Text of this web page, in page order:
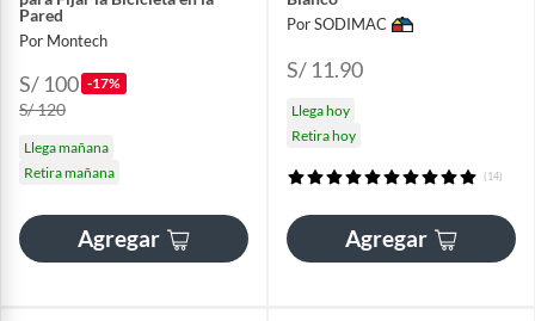
Pared
Por Montech
S/ 100 -17%
S/ 120
Llega mañana
Retira mañana
Agregar
Por SODIMAC
S/ 11.90
Llega hoy
Retira hoy
(14)
Agregar